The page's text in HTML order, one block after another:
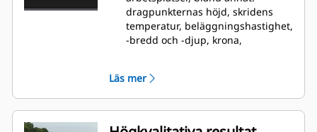
ger bättre arbetsförhållanden för
personalen och håller
komponenterna svalare för bättre
dragpunkternas höjd, skridens
temperatur, beläggningshastighet,
-bredd och -djup, krona,
skridspärrfunktionerna
En nivågivare för tråget (tillval)
med temperaturindikering
informerar föraren om materialets
Läs mer